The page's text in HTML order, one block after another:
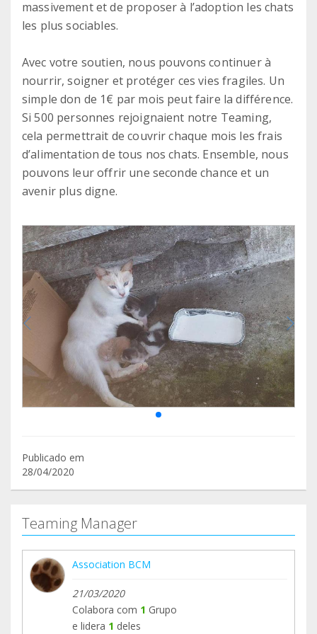
massivement et de proposer à l’adoption les chats
les plus sociables.
Avec votre soutien, nous pouvons continuer à
nourrir, soigner et protéger ces vies fragiles. Un
simple don de 1€ par mois peut faire la différence.
Si 500 personnes rejoignaient notre Teaming,
cela permettrait de couvrir chaque mois les frais
d’alimentation de tous nos chats. Ensemble, nous
pouvons leur offrir une seconde chance et un
avenir plus digne.
Publicado em
28/04/2020
Teaming Manager
Association BCM
21/03/2020
Colabora com 1 Grupo
e lidera 1 deles